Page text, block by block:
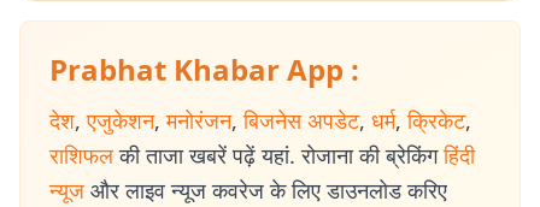
Prabhat Khabar App :
देश, एजुकेशन, मनोरंजन, बिजनेस अपडेट, धर्म, क्रिकेट,
राशिफल की ताजा खबरें पढ़ें यहां. रोजाना की ब्रेकिंग हिंदी
न्यूज और लाइव न्यूज कवरेज के लिए डाउनलोड करिए